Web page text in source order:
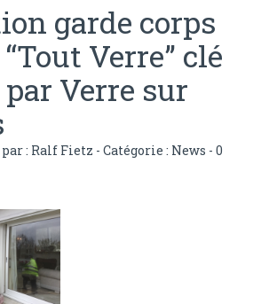
garde corps
Verre” clé
Verre sur
: Ralf Fietz - Catégorie : News -0